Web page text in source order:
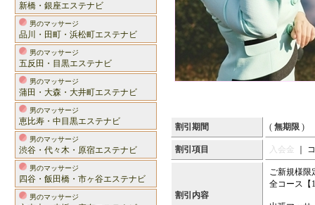
新橋・銀座エステナビ
男のマッサージ
品川・田町・浜松町エステナビ
男のマッサージ
五反田・目黒エステナビ
男のマッサージ
蒲田・大森・大井町エステナビ
男のマッサージ
恵比寿・中目黒エステナビ
男のマッサージ
渋谷・代々木・原宿エステナビ
男のマッサージ
四谷・飯田橋・市ヶ谷エステナビ
男のマッサージ
割引期間 ( 無期限 )
割引項目 入会金 ｜
割引内容
ご新規様限
全コース【